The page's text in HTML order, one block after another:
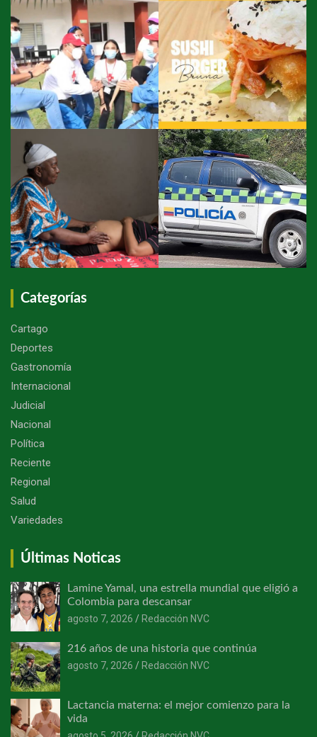
Categorías
Cartago
Deportes
Gastronomía
Internacional
Judicial
Nacional
Política
Reciente
Regional
Salud
Variedades
Últimas Noticas
Lamine Yamal, una estrella mundial que eligió a
Colombia para descansar
agosto 7, 2026
Redacción NVC
216 años de una historia que continúa
agosto 7, 2026
Redacción NVC
Lactancia materna: el mejor comienzo para la
vida